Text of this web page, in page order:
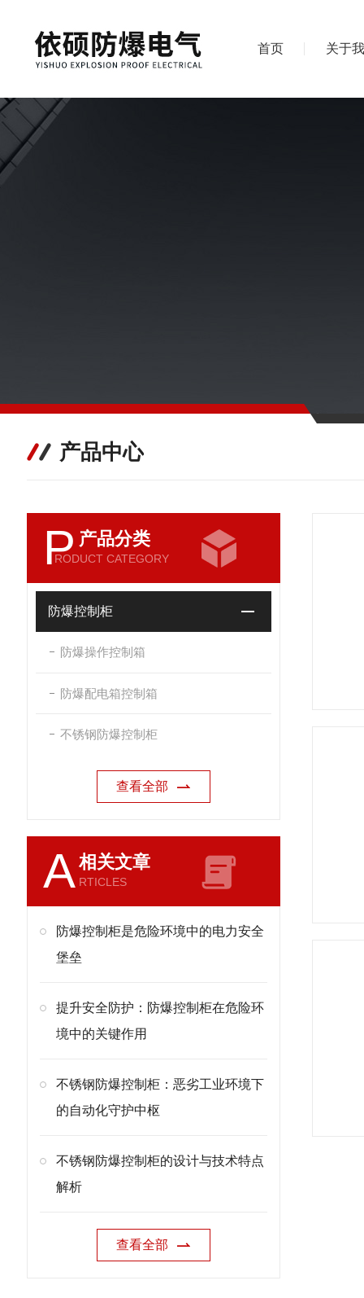
首页 关于
产品中心
P 产品分类
RODUCT CATEGORY
防爆控制柜
防爆操作控制箱
防爆配电箱控制箱
不锈钢防爆控制柜
查看全部
A相关文章
RTICLES
防爆控制柜是危险环境中的电力安全
堡垒
提升安全防护：防爆控制柜在危险环
境中的关键作用
不锈钢防爆控制柜：恶劣工业环境下
的自动化守护中枢
不锈钢防爆控制柜的设计与技术特点
解析
查看全部